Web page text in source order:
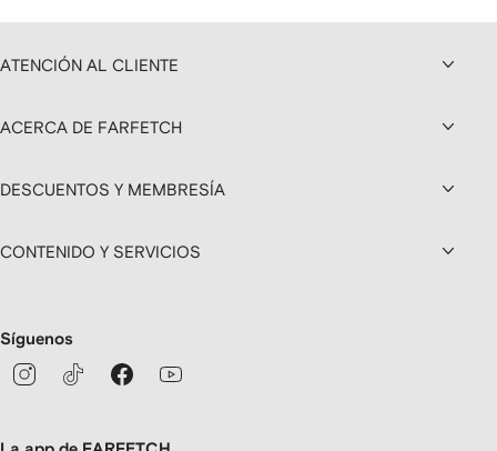
ATENCIÓN AL CLIENTE
ACERCA DE FARFETCH
DESCUENTOS Y MEMBRESÍA
CONTENIDO Y SERVICIOS
Síguenos